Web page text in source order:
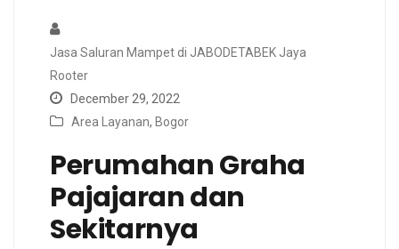
Jasa Saluran Mampet di JABODETABEK Jaya
Rooter
December 29, 2022
Area Layanan, Bogor
Perumahan Graha
Pajajaran dan
Sekitarnya